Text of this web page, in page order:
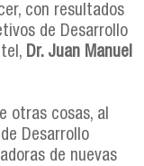
con resultados
de Desarrollo
Dr. Juan Manuel
otras cosas, al
Desarrollo
de nuevas